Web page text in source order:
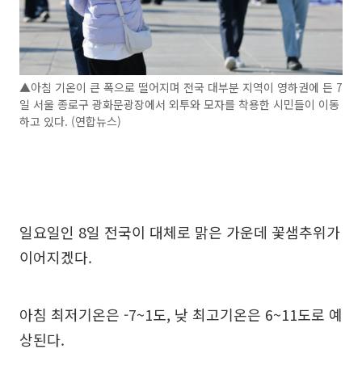
▲아침 기온이 큰 폭으로 떨어지며 전국 대부분 지역이 영하권에 든 7
일 서울 종로구 광화문광장에서 외투와 모자를 착용한 시민들이 이동
하고 있다. (연합뉴스)
일요일인 8일 전국이 대체로 맑은 가운데 꽃샘추위가
이어지겠다.
아침 최저기온은 -7~1도, 낮 최고기온은 6~11도로 예
상된다.